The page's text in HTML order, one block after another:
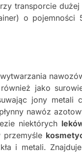
transporcie
o pojemności
jako
jony metali
nawóz
niektórych
przemyśle
i metali.